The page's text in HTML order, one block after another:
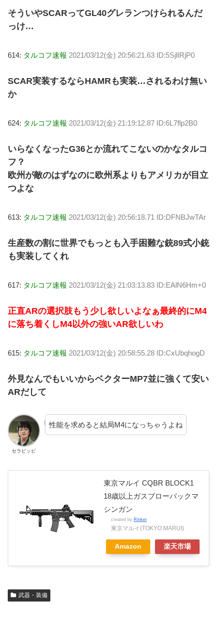
そういやSCARってGL40グレランつけられるんだ
っけ…
614: タルコフ速報 2021/03/12(金) 20:56:21.63 ID:5SjlIRjP0
SCAR実装するならHAMRも実装…されるわけ無い
か
624: タルコフ速報 2021/03/12(金) 21:19:12.87 ID:6L7flp2B0
いらなくなったG36とか流れてこないのかなタルコ
フ？
欧州が敵のはずなのに欧州系よりもアメリカが目立
つよな
613: タルコフ速報 2021/03/12(金) 20:56:18.71 ID:DFNBJwTAr
生産数の割に世界でもっとも入手困難な銃89式小銃
も実装してくれ
617: タルコフ速報 2021/03/12(金) 21:03:13.83 ID:EAlN6Hm+0
正直ARの選択肢もう少し欲しいよなぁ最終的にM4
に落ち着くしM4以外の強いAR欲しいわ
615: タルコフ速報 2021/03/12(金) 20:58:55.28 ID:CxUbqhogD
外見なんでもいいからベクターMP7並に強くて安い
ARだして
セラピッピ
性能を求めると結局M4になっちゃうよね
東京マルイ CQBR BLOCK1
18歳以上ガスブローバックマ
シンガン
created by Rinker
東京マルイ(TOKYO MARUI)
Amazon 楽天市場
武器・装備